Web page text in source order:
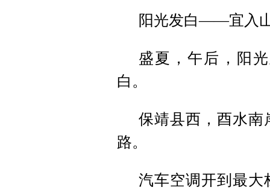
阳光发白——宜入
盛夏，午后，阳
白。
保靖县西，酉水南
路。
汽车空调开到最大